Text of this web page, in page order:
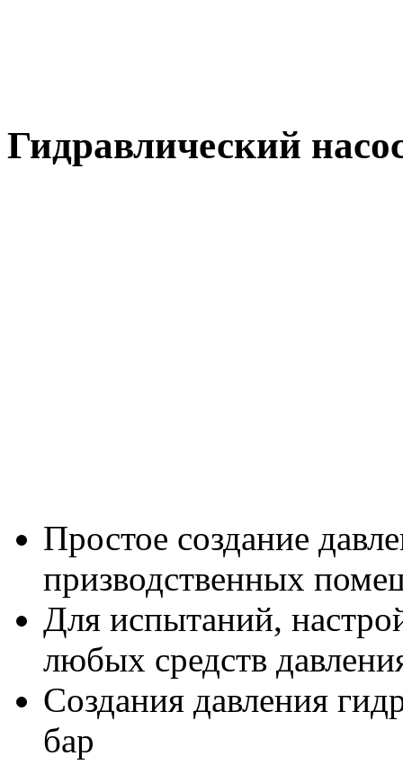
Гидравлический
Простое создание
призводственных
Для испытаний,
любых средств
Создания давления
бар